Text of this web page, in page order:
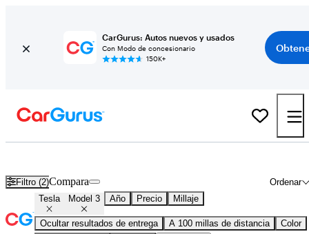
CarGurus: Autos nuevos y usados
Con Modo de concesionario
150K+
Filtro (2) Ordenar
Compara
Tesla Model 3 Año Precio Millaje
Ocultar resultados de entrega A 100 millas de distancia
Color